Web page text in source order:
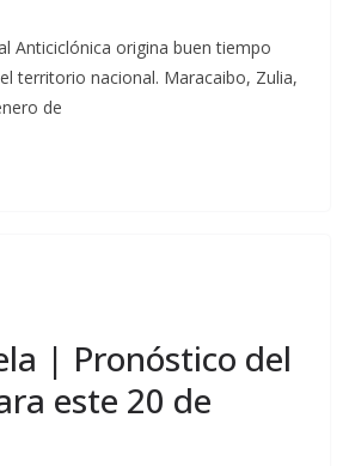
Anticiclónica origina buen tiempo
territorio nacional. Maracaibo, Zulia,
de
| Pronóstico del
este 20 de